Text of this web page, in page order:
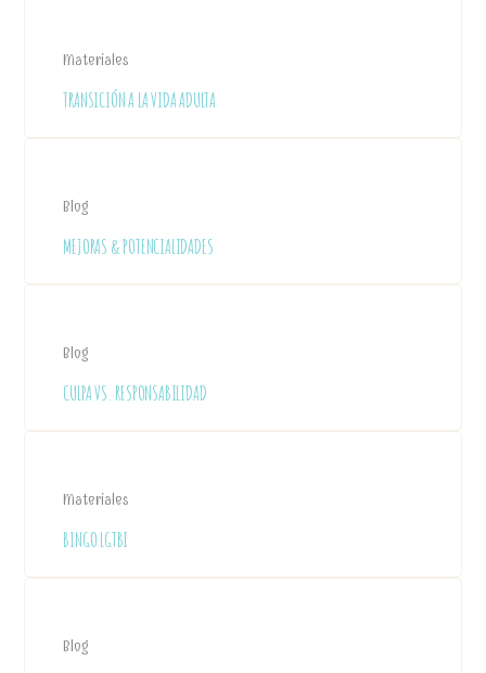
Materiales
TRANSICIÓN A LA VIDA ADULTA
Blog
MEJORAS & POTENCIALIDADES
Blog
CULPA VS. RESPONSABILIDAD
Materiales
BINGO LGTBI
Blog